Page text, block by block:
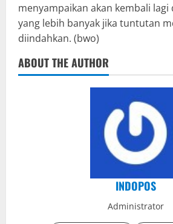
menyampaikan akan kembali lagi
yang lebih banyak jika tuntutan
diindahkan. (bwo)
ABOUT THE AUTHOR
INDOPOS
Administrator